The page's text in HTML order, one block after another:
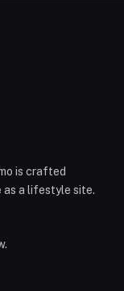
is crafted
a lifestyle site.